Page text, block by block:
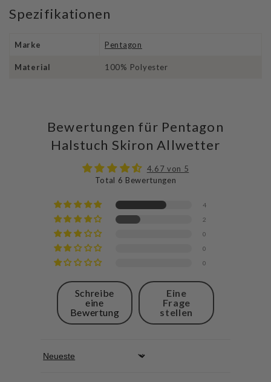
Spezifikationen
Marke Pentagon
Material 100% Polyester
Bewertungen für Pentagon
Halstuch Skiron Allwetter
4.67 von 5
Total 6 Bewertungen
4
2
0
0
0
Schreibe
eine
Bewertung
Eine
Frage
stellen
Sort by